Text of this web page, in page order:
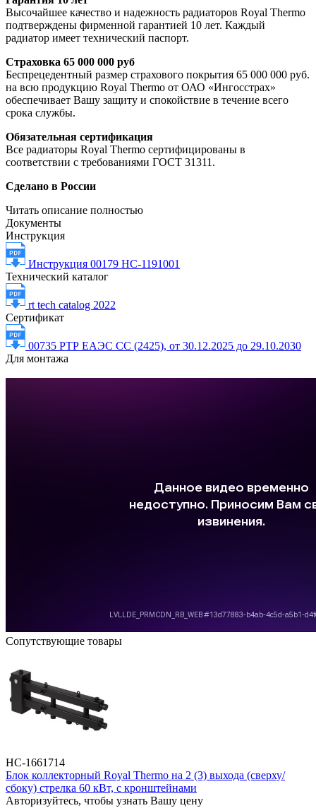
Высочайшее качество и надежность радиаторов Royal Thermo
подтверждены фирменной гарантией 10 лет. Каждый
радиатор имеет технический паспорт.
Страховка 65 000 000 руб
Беспрецедентный размер страхового покрытия 65 000 000 руб.
на всю продукцию Royal Thermo от ОАО «Ингосстрах»
обеспечивает Вашу защиту и спокойствие в течение всего
срока службы.
Обязательная сертификация
Все радиаторы Royal Thermo сертифицированы в
соответствии с требованиями ГОСТ 31311.
Сделано в России
Читать описание полностью
Документы
Инструкция
Инструкция 00179 НС-1191001
Технический каталог
rt tech catalog 2022
Сертификат
00735 РТР ЕАЭС СС (2425), от 30.12.2025 до 29.10.2030
Для монтажа
Сопутствующие товары
НС-1661714
Блок коллекторный Royal Thermo на 2 (3) выхода (сверху/
сбоку) стрелка 60 кВт, с кронштейнами
Авторизуйтесь, чтобы узнать Вашу цену